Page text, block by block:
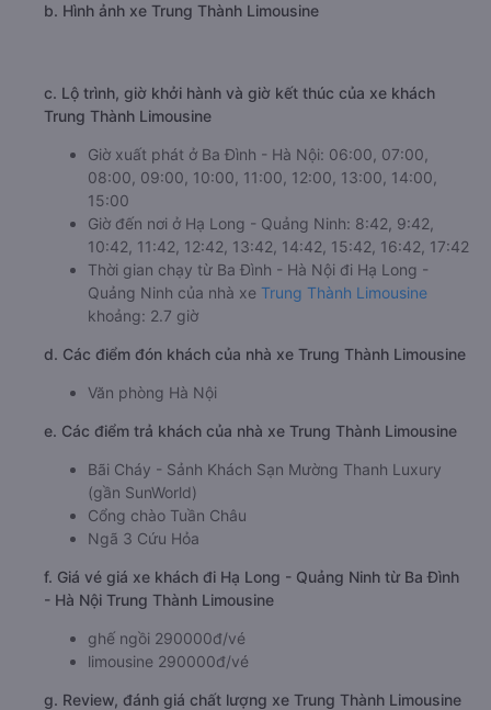
b. Hình ảnh xe Trung Thành Limousine
c. Lộ trình, giờ khởi hành và giờ kết thúc của xe khách
Trung Thành Limousine
Giờ xuất phát ở Ba Đình - Hà Nội: 06:00, 07:00,
08:00, 09:00, 10:00, 11:00, 12:00, 13:00, 14:00,
15:00
Giờ đến nơi ở Hạ Long - Quảng Ninh: 8:42, 9:42,
10:42, 11:42, 12:42, 13:42, 14:42, 15:42, 16:42, 17:42
Thời gian chạy từ Ba Đình - Hà Nội đi Hạ Long -
Quảng Ninh của nhà xe Trung Thành Limousine
khoảng: 2.7 giờ
d. Các điểm đón khách của nhà xe Trung Thành Limousine
Văn phòng Hà Nội
e. Các điểm trả khách của nhà xe Trung Thành Limousine
Bãi Cháy - Sảnh Khách Sạn Mường Thanh Luxury
(gần SunWorld)
Cổng chào Tuần Châu
Ngã 3 Cứu Hỏa
f. Giá vé giá xe khách đi Hạ Long - Quảng Ninh từ Ba Đình
- Hà Nội Trung Thành Limousine
ghế ngồi 290000đ/vé
limousine 290000đ/vé
g. Review, đánh giá chất lượng xe Trung Thành Limousine